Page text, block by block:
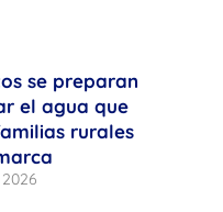
se preparan
el agua que
rurales